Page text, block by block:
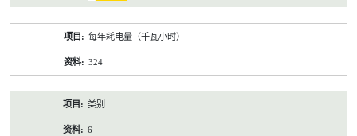
每年耗电量（千瓦小时）
324
类别
6